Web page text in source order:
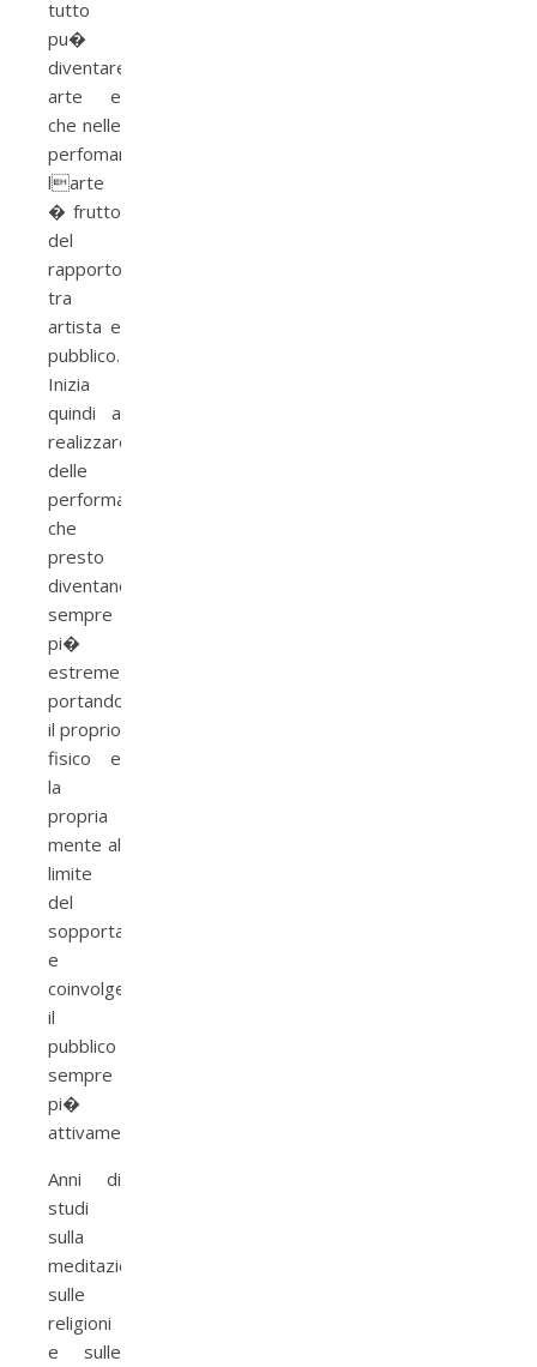
tutto
pu�
diventare
arte e
che nelle
perfomances
larte
� frutto
del
rapporto
tra
artista e
pubblico.
Inizia
quindi a
realizzare
delle
performances
che
presto
diventano
sempre
pi�
estreme,
portando
il proprio
fisico e
la
propria
mente al
limite
del
sopportabile
e
coinvolgendo
il
pubblico
sempre
pi�
attivamente.
Anni di
studi
sulla
meditazione,
sulle
religioni
e sulle